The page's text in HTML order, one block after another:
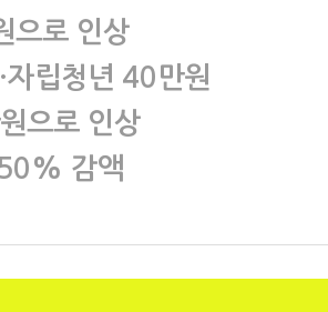
으로 인상
자립청년 40만원
으로 인상
감액